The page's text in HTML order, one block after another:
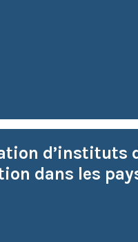
d’instituts
dans les